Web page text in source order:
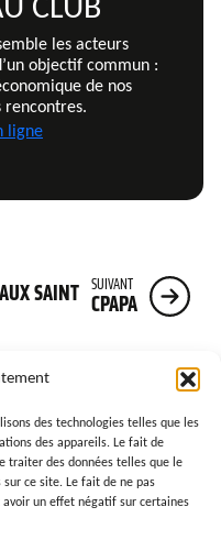
des technologies telles que les
des appareils. Le fait de
traiter des données telles que le
ce site. Le fait de ne pas
un effet négatif sur certaines
CLUB
les acteurs
objectif commun :
de nos
rencontres.
ligne
SAINT SUIVANT
CPAPA